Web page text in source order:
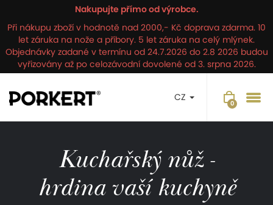
Nakupujte přímo od výrobce.
Při nákupu zboží v hodnotě nad 2000,- Kč doprava zdarma. 10
let záruka na nože a příbory. 5 let záruka na celý mlýnek.
Objednávky zadané v termínu od 24.7.2026 do 2.8 2026 budou
vyřizovány až po celozávodní dovolené od 3. srpna 2026.
CZ
Kuchařský nůž -
hrdina vaší kuchyně